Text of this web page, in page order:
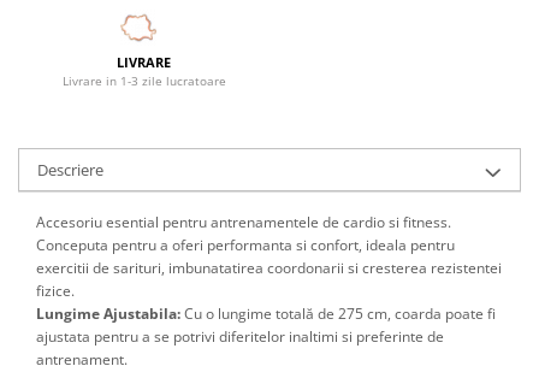
Bureti de baie
Accesorii masaj
Organizare cosmetice si bijuterii
Rucsacuri, curele si accesorii
Gradina
Promotii
Articole de vara
Genti termoizolante
Accesorii inot si gonflabile
Jucarii de plaja
LIVRARE
Livrare in 1-3 zile lucratoare
Descriere
Accesoriu esential pentru antrenamentele de cardio si fitness.
Conceputa pentru a oferi performanta si confort, ideala pentru
exercitii de sarituri, imbunatatirea coordonarii si cresterea rezistentei
fizice.
Lungime Ajustabila:Cu o lungime totală de 275 cm, coarda poate fi
ajustata pentru a se potrivi diferitelor inaltimi si preferinte de
antrenament.